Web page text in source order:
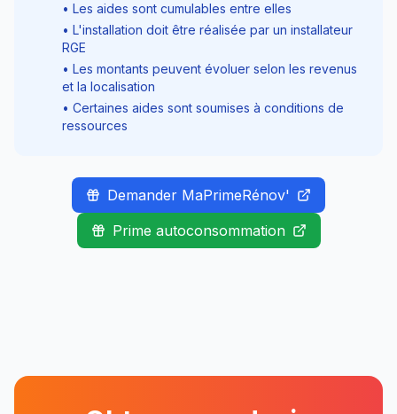
• Les aides sont cumulables entre elles
• L'installation doit être réalisée par un installateur
RGE
• Les montants peuvent évoluer selon les revenus
et la localisation
• Certaines aides sont soumises à conditions de
ressources
Demander MaPrimeRénov'
Prime autoconsommation